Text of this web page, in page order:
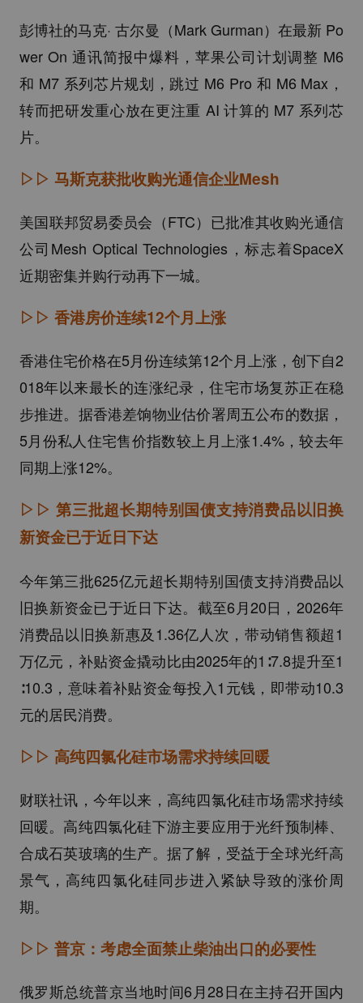
彭博社的马克· 古尔曼（Mark Gurman）在最新 Po
wer On 通讯简报中爆料，苹果公司计划调整 M6
和 M7 系列芯片规划，跳过 M6 Pro 和 M6 Max，
转而把研发重心放在更注重 AI 计算的 M7 系列芯
片。
▷▷ 马斯克获批收购光通信企业Mesh
美国联邦贸易委员会（FTC）已批准其收购光通信
公司Mesh Optical Technologies，标志着SpaceX
近期密集并购行动再下一城。
▷▷ 香港房价连续12个月上涨
香港住宅价格在5月份连续第12个月上涨，创下自2
018年以来最长的连涨纪录，住宅市场复苏正在稳
步推进。据香港差饷物业估价署周五公布的数据，
5月份私人住宅售价指数较上月上涨1.4%，较去年
同期上涨12%。
▷▷ 第三批超长期特别国债支持消费品以旧换
新资金已于近日下达
今年第三批625亿元超长期特别国债支持消费品以
旧换新资金已于近日下达。截至6月20日，2026年
消费品以旧换新惠及1.36亿人次，带动销售额超1
万亿元，补贴资金撬动比由2025年的1∶7.8提升至1
∶10.3，意味着补贴资金每投入1元钱，即带动10.3
元的居民消费。
▷▷ 高纯四氯化硅市场需求持续回暖
财联社讯，今年以来，高纯四氯化硅市场需求持续
回暖。高纯四氯化硅下游主要应用于光纤预制棒、
合成石英玻璃的生产。据了解，受益于全球光纤高
景气，高纯四氯化硅同步进入紧缺导致的涨价周
期。
▷▷ 普京：考虑全面禁止柴油出口的必要性
俄罗斯总统普京当地时间6月28日在主持召开国内